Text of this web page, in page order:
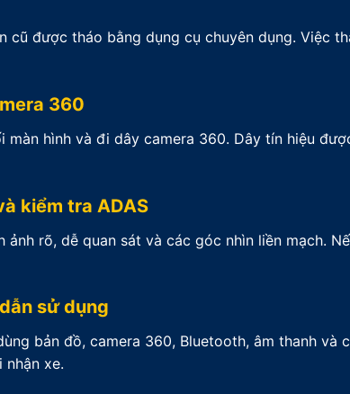
cũ được tháo bằng dụng cụ chuyên dụng. Việc
360
màn hình và đi dây camera 360. Dây tín hiệu
kiểm tra ADAS
ảnh rõ, dễ quan sát và các góc nhìn liền mạch.
sử dụng
bản đồ, camera 360, Bluetooth, âm thanh và
nhận xe.